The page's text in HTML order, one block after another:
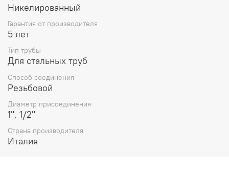
свойств товара.
Никелированный
Гарантия от производителя
5 лет
Тип трубы
Для стальных труб
Способ соединения
Резьбовой
Диаметр присоединения
1", 1/2"
Страна производителя
Италия